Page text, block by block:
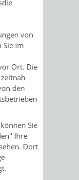
von
Sie im
Ort. Die
den
Sie
Ihre
Dort